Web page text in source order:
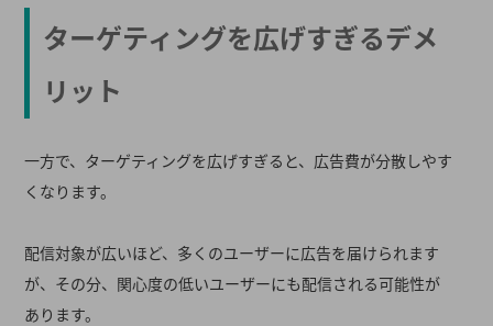
ターゲティングを広げすぎるデメ
リット
一方で、ターゲティングを広げすぎると、広告費が分散しやす
くなります。
配信対象が広いほど、多くのユーザーに広告を届けられます
が、その分、関心度の低いユーザーにも配信される可能性が
あります。